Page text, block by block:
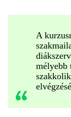
A
mélyebb